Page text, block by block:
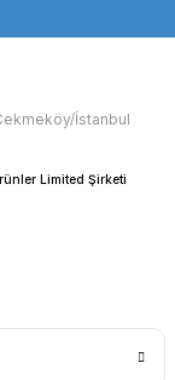
İstanbul
Limited Şirketi